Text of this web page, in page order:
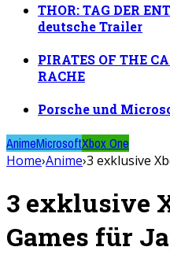
THOR: TAG DER
deutsche Trailer
PIRATES OF THE
RACHE
Porsche und
AnimeMicrosoftXbox One
Home›Anime›3 exklusive
3 exklusive
Games für